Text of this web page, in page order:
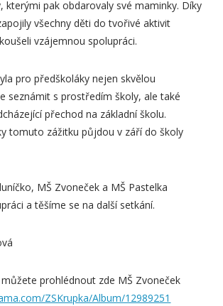
kterými pak obdarovaly své maminky. Díky
všechny děti do tvořivé aktivit
vzájemnou spolupráci.
pro předškoláky nejen skvělou
seznámit s prostředím školy, ale také
přechod na základní školu.
tomuto zážitku půjdou v září do školy
MŠ Zvoneček a MŠ Pastelka
a těšíme se na další setkání.
prohlédnout zde MŠ Zvoneček
ZSKrupka/Album/12989251